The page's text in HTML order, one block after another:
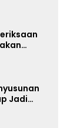
Jadi